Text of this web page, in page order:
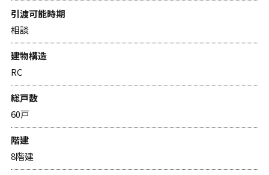
引渡可能時期
相談
建物構造
RC
総戸数
60戸
階建
8階建